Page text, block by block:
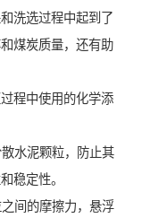
洗选过程中起到了
煤炭质量，还有助
程中使用的化学添
水泥颗粒，防止其
稳定性。
间的摩擦力，悬浮